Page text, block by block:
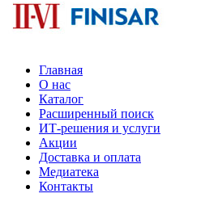
Главная
О нас
Каталог
Расширенный поиск
ИТ-решения и услуги
Акции
Доставка и оплата
Медиатека
Контакты